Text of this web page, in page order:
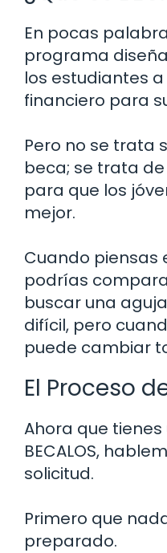
En pocas
programa
los estudiantes
financiero para
Pero no se trata
beca; se trata
para que los
mejor.
Cuando piensas
podrías
buscar una
difícil, pero
puede cambiar
El Proceso
Ahora que
BECALOS,
solicitud.
Primero que
preparado.